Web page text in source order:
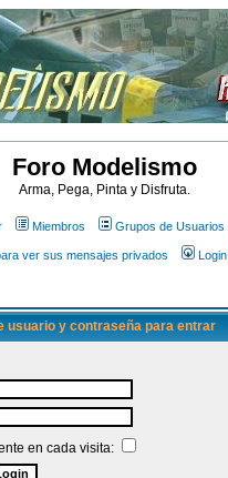
Foro Modelismo
Arma, Pega, Pinta y Disfruta.
Miembros Grupos de Usuarios
ver sus mensajes privados Login
usuario y contraseña para entrar
en cada visita: